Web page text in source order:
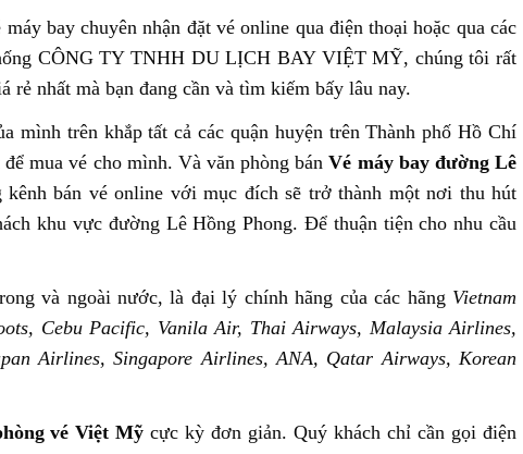
bay chuyên nhận đặt vé online qua điện thoại hoặc qua các
CÔNG TY TNHH DU LỊCH BAY VIỆT MỸ, chúng tôi rất
rẻ nhất mà bạn đang cần và tìm kiếm bấy lâu nay.
mình trên khắp tất cả các quận huyện trên Thành phố Hồ Chí
mua vé cho mình. Và văn phòng bánVé máy bay đường Lê
bán vé online với mục đích sẽ trở thành một nơi thu hút
khu vực đường Lê Hồng Phong. Để thuận tiện cho nhu cầu
và ngoài nước, là đại lý chính hãng của các hãng Vietnam
Cebu Pacific, Vanila Air, Thai Airways, Malaysia Airlines,
Airlines, Singapore Airlines, ANA, Qatar Airways, Korean
vé Việt Mỹ cực kỳ đơn giản. Quý khách chỉ cần gọi điện